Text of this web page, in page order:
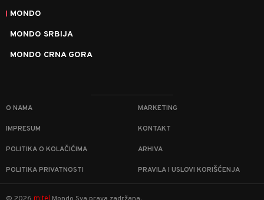
MONDO
MONDO SRBIJA
MONDO CRNA GORA
O NAMA MARKETING
IMPRESUM KONTAKT
POLITIKA O KOLAČIĆIMA ARHIVA
POLITIKA PRIVATNOSTI PRAVILA I USLOVI KORIŠĆENJA